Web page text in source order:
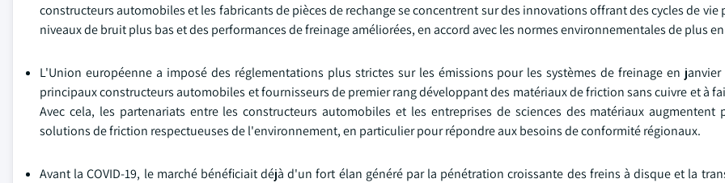
constructeurs automobiles et les fabricants de pièces de rechange se concentrent sur des innovations offrant des cycles de vie
niveaux de bruit plus bas et des performances de freinage améliorées, en accord avec les normes environnementales de plus
L'Union européenne a imposé des réglementations plus strictes sur les émissions pour les systèmes de freinage en janvier
principaux constructeurs automobiles et fournisseurs de premier rang développant des matériaux de friction sans cuivre et à
Avec cela, les partenariats entre les constructeurs automobiles et les entreprises de sciences des matériaux augmentent
solutions de friction respectueuses de l'environnement, en particulier pour répondre aux besoins de conformité régionaux.
Avant la COVID-19, le marché bénéficiait déjà d'un fort élan généré par la pénétration croissante des freins à disque et la